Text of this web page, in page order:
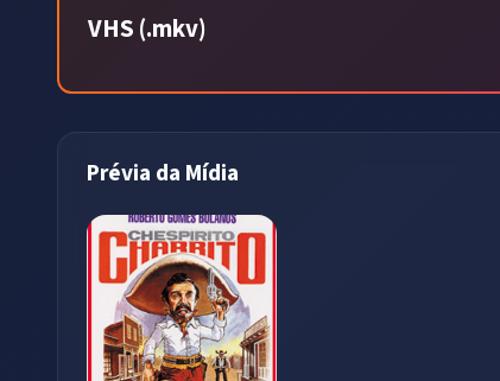
VHS (.mkv)
Prévia da Mídia